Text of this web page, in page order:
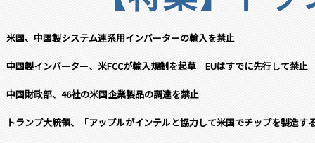
米国、中国製システム連系用インバーターの輸入を禁止
中国製インバーター、米FCCが輸入規制を起草 EUはすでに先行して禁止
中国財政部、46社の米国企業製品の調達を禁止
トランプ大統領、「アップルがインテルと協力して米国でチップを製造す